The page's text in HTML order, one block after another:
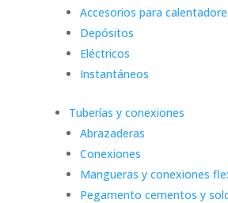
Accesorios para
Depósitos
Eléctricos
Instantáneos
Tuberías y conexiones
Abrazaderas
Conexiones
Mangueras y conexiones
Pegamento cementos y